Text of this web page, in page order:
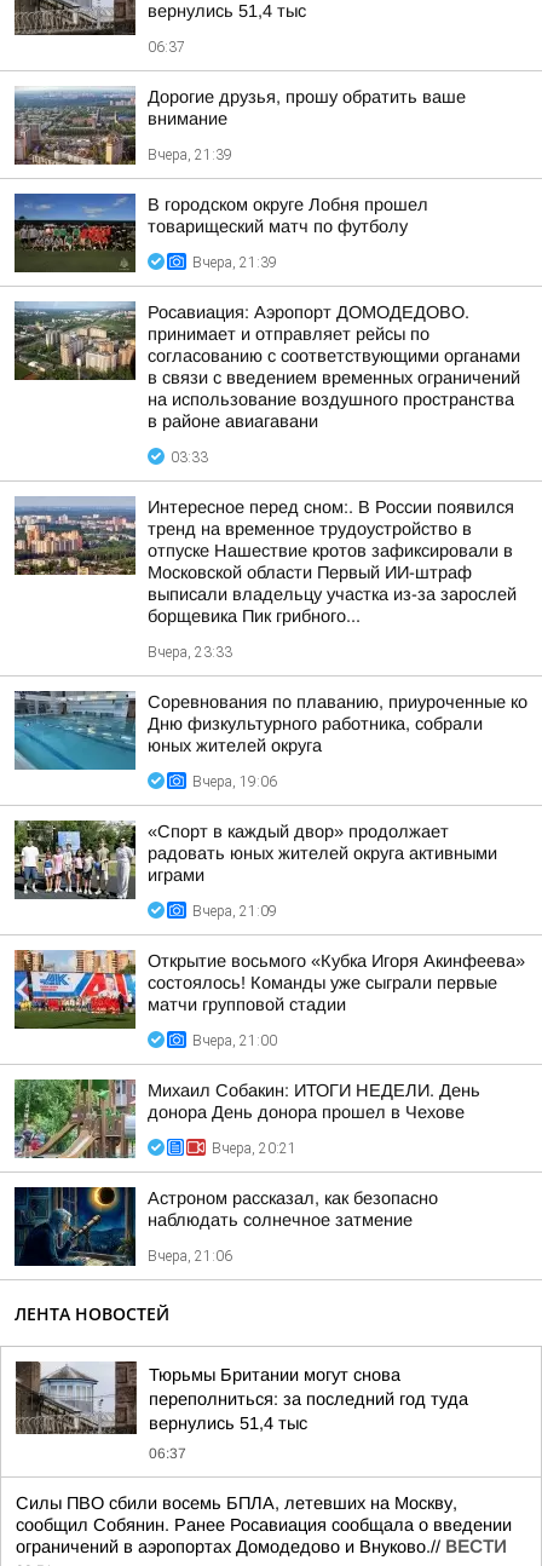
вернулись 51,4 тыс
06:37
Дорогие друзья, прошу обратить ваше
внимание
Вчера, 21:39
В городском округе Лобня прошел
товарищеский матч по футболу
Вчера, 21:39
Росавиация: Аэропорт ДОМОДЕДОВО.
принимает и отправляет рейсы по
согласованию с соответствующими органами
в связи с введением временных ограничений
на использование воздушного пространства
в районе авиагавани
03:33
Интересное перед сном:. В России появился
тренд на временное трудоустройство в
отпуске Нашествие кротов зафиксировали в
Московской области Первый ИИ-штраф
выписали владельцу участка из-за зарослей
борщевика Пик грибного...
Вчера, 23:33
Соревнования по плаванию, приуроченные ко
Дню физкультурного работника, собрали
юных жителей округа
Вчера, 19:06
«Спорт в каждый двор» продолжает
радовать юных жителей округа активными
играми
Вчера, 21:09
Открытие восьмого «Кубка Игоря Акинфеева»
состоялось! Команды уже сыграли первые
матчи групповой стадии
Вчера, 21:00
Михаил Собакин: ИТОГИ НЕДЕЛИ. День
донора День донора прошел в Чехове
Вчера, 20:21
Астроном рассказал, как безопасно
наблюдать солнечное затмение
Вчера, 21:06
ЛЕНТА НОВОСТЕЙ
Тюрьмы Британии могут снова
переполниться: за последний год туда
вернулись 51,4 тыс
06:37
Силы ПВО сбили восемь БПЛА, летевших на Москву,
сообщил Собянин. Ранее Росавиация сообщала о введении
ограничений в аэропортах Домодедово и Внуково.// ВЕСТИ